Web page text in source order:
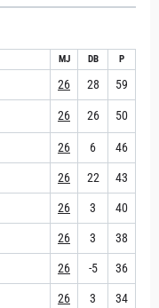
MJ DB P
26 28 59
26 26 50
26 6 46
26 22 43
26 3 40
26 3 38
26 -5 36
26 3 34